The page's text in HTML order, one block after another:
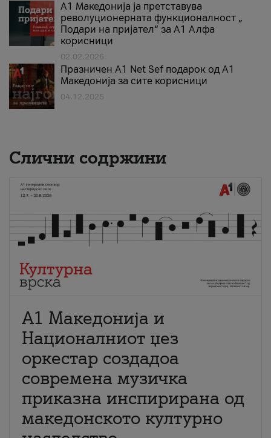
А1 Македонија ја претставува
револуционерната функционалност „
Подари на пријател“ за А1 Алфа
корисници
02.02.2026
Празничен A1 Net Sеf подарок од А1
Македонија за сите корисници
04.12.2025
Слични содржини
А1 Македонија и
Националниот џез
оркестар создадоа
современа музичка
приказна инспирирана од
македонското културно